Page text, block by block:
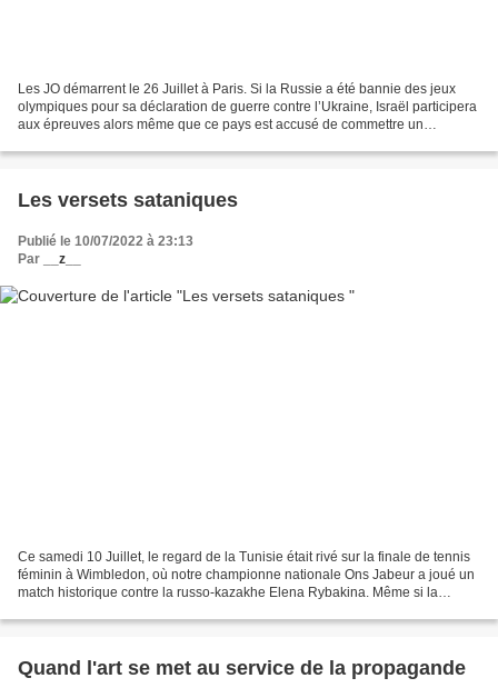
Les JO démarrent le 26 Juillet à Paris. Si la Russie a été bannie des jeux
olympiques pour sa déclaration de guerre contre l’Ukraine, Israël participera
aux épreuves alors même que ce pays est accusé de commettre un
Les versets sataniques
Publié le 10/07/2022 à 23:13
Par
__z__
Ce samedi 10 Juillet, le regard de la Tunisie était rivé sur la finale de tennis
féminin à Wimbledon, où notre championne nationale Ons Jabeur a joué un
match historique contre la russo-kazakhe Elena Rybakina. Même si la
Quand l'art se met au service de la propagande